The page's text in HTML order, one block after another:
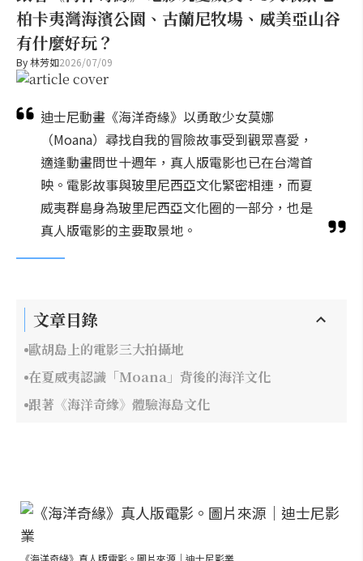
柏卡夷灣海濱公園、古蘭尼牧場、威美亞山谷
有什麼好玩？
By林芳如2026/07/09
迪士尼動畫《海洋奇緣》以勇敢少女莫娜
（Moana）尋找自我的冒險故事受到觀眾喜愛，
適逢動畫問世十週年，真人版電影也已在台灣首
映。電影故事與玻里尼西亞文化緊密相連，而夏
威夷群島身為玻里尼西亞文化圈的一部分，也是
真人版電影的主要取景地。
文章目錄
歐胡島上的電影三大拍攝地
在夏威夷認識「Moana」背後的海洋文化
跟著《海洋奇緣》體驗海島文化
《海洋奇緣》真人版電影。圖片來源｜迪士尼影業